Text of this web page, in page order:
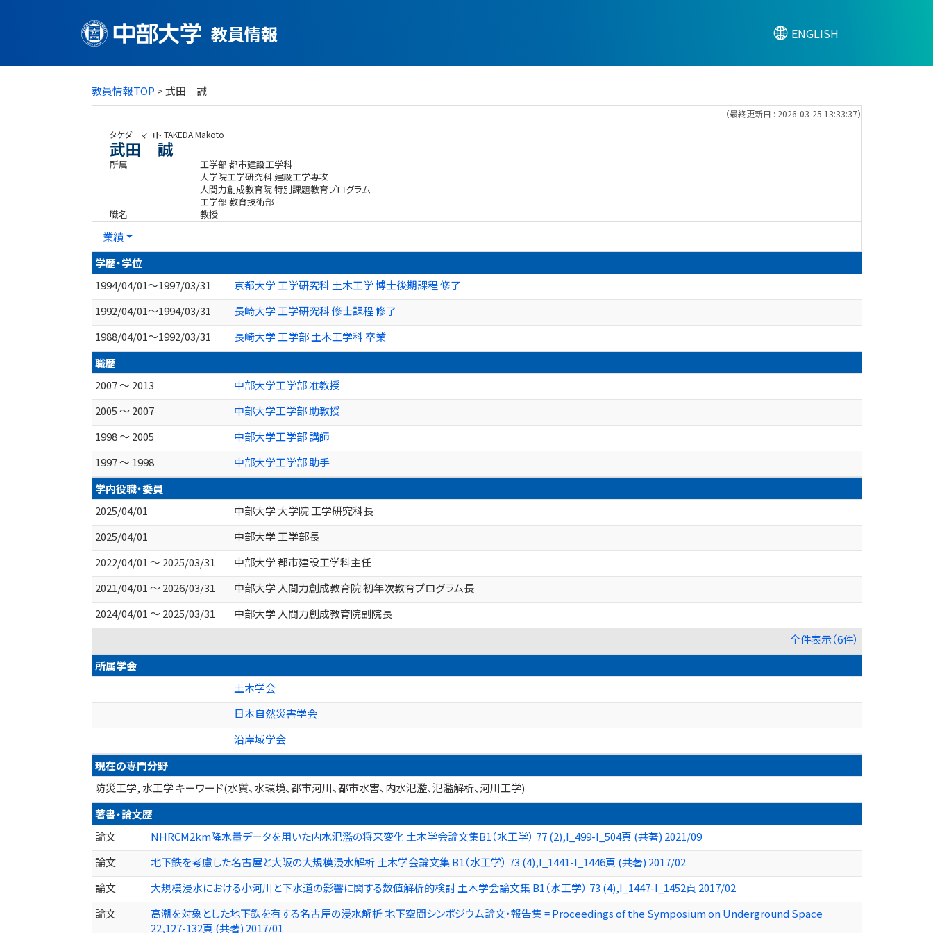
教員情報 ENGLISH
教員情報TOP > 武田 誠
（最終更新日 : 2026-03-25 13:33:37）
タケダ マコト TAKEDA Makoto
武田 誠
所属
工学部 都市建設工学科
大学院工学研究科 建設工学専攻
人間力創成教育院 特別課題教育プログラム
工学部 教育技術部
職名
教授
業績
学歴・学位
1994/04/01～1997/03/31
京都大学 工学研究科 土木工学 博士後期課程 修了
1992/04/01～1994/03/31
長崎大学 工学研究科 修士課程 修了
1988/04/01～1992/03/31
長崎大学 工学部 土木工学科 卒業
職歴
2007 ～ 2013
中部大学工学部 准教授
2005 ～ 2007
中部大学工学部 助教授
1998 ～ 2005
中部大学工学部 講師
1997 ～ 1998
中部大学工学部 助手
学内役職・委員
2025/04/01
中部大学 大学院 工学研究科長
2025/04/01
中部大学 工学部長
2022/04/01 ～ 2025/03/31
中部大学 都市建設工学科主任
2021/04/01 ～ 2026/03/31
中部大学 人間力創成教育院 初年次教育プログラム長
2024/04/01 ～ 2025/03/31
中部大学 人間力創成教育院副院長
全件表示（6件）
所属学会
土木学会
日本自然災害学会
沿岸域学会
現在の専門分野
防災工学, 水工学 キーワード(水質、水環境、都市河川、都市水害、内水氾濫、氾濫解析、河川工学)
著書・論文歴
論文
NHRCM2km降水量データを用いた内水氾濫の将来変化 土木学会論文集B1（水工学） 77 (2),I_499-I_504頁 (共著) 2021/09
論文
地下鉄を考慮した名古屋と大阪の大規模浸水解析 土木学会論文集 B1（水工学） 73 (4),I_1441-I_1446頁 (共著) 2017/02
論文
大規模浸水における小河川と下水道の影響に関する数値解析的検討 土木学会論文集 B1（水工学） 73 (4),I_1447-I_1452頁 2017/02
論文
高潮を対象とした地下鉄を有する名古屋の浸水解析 地下空間シンポジウム論文・報告集 = Proceedings of the Symposium on Underground Space
22,127-132頁 (共著) 2017/01